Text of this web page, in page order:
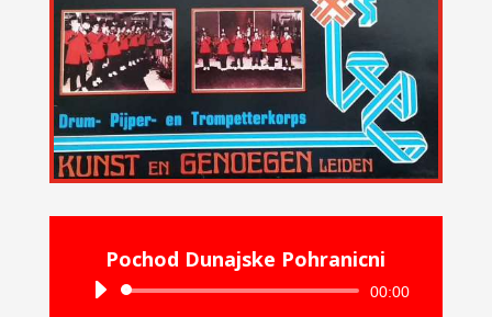
Pochod Dunajske Pohranicni
Audiospeler 00:00